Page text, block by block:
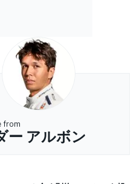
from
ー アルボン